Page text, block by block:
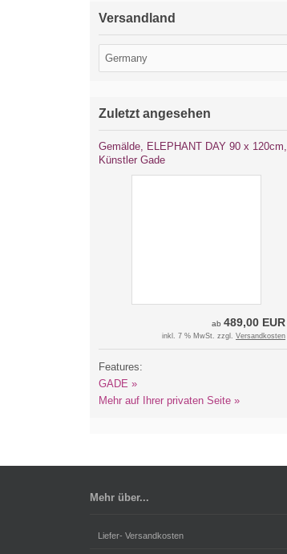
Versandland
Zuletzt angesehen
Gemälde, ELEPHANT DAY 90 x 120cm,
Künstler Gade
ab 489,00 EUR
inkl. 7 % MwSt. zzgl. Versandkosten
Features:
GADE »
Mehr auf Ihrer privaten Seite »
Mehr über...
Liefer- Versandkosten